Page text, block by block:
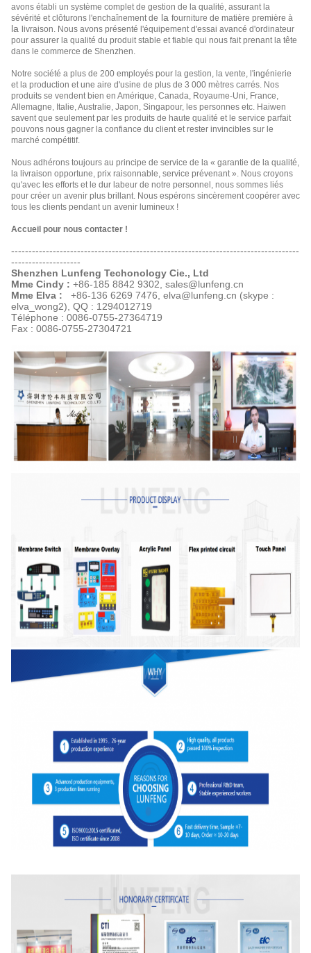
avons établi un système complet de gestion de la qualité, assurant la
sévérité et clôturons l'enchaînement de la fourniture de matière première à
la livraison. Nous avons présenté l'équipement d'essai avancé d'ordinateur
pour assurer la qualité du produit stable et fiable qui nous fait prenant la tête
dans le commerce de Shenzhen.
Notre société a plus de 200 employés pour la gestion, la vente, l'ingénierie
et la production et une aire d'usine de plus de 3 000 mètres carrés. Nos
produits se vendent bien en Amérique, Canada, Royaume-Uni, France,
Allemagne, Italie, Australie, Japon, Singapour, les personnes etc. Haiwen
savent que seulement par les produits de haute qualité et le service parfait
pouvons nous gagner la confiance du client et rester invincibles sur le
marché compétitif.
Nous adhérons toujours au principe de service de la « garantie de la qualité,
la livraison opportune, prix raisonnable, service prévenant ». Nous croyons
qu'avec les efforts et le dur labeur de notre personnel, nous sommes liés
pour créer un avenir plus brillant. Nous espérons sincèrement coopérer avec
tous les clients pendant un avenir lumineux !
Accueil pour nous contacter !
-----------------------------------------------------------------------------------
--------------------
Shenzhen Lunfeng Techonology Cie., Ltd
Mme Cindy : +86-185 8842 9302, sales@lunfeng.cn
Mme Elva : +86-136 6269 7476, elva@lunfeng.cn (skype :
elva_wong2), QQ : 1294012719
Téléphone : 0086-0755-27364719
Fax : 0086-0755-27304721